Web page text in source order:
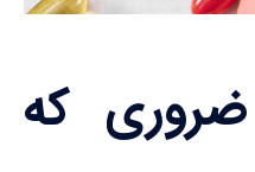
ضروری که